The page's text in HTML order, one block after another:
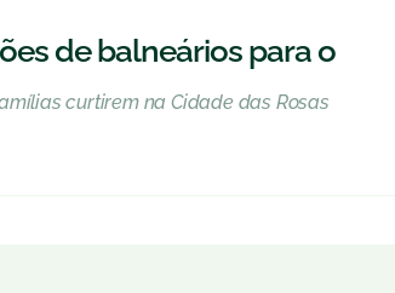
de balneários para o
curtirem na Cidade das Rosas